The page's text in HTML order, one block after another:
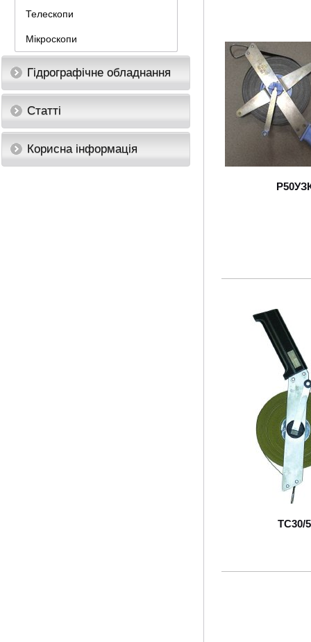
Телескопи
Мікроскопи
Гідрографічне обладнання
Статті
Корисна інформація
ТС30/5